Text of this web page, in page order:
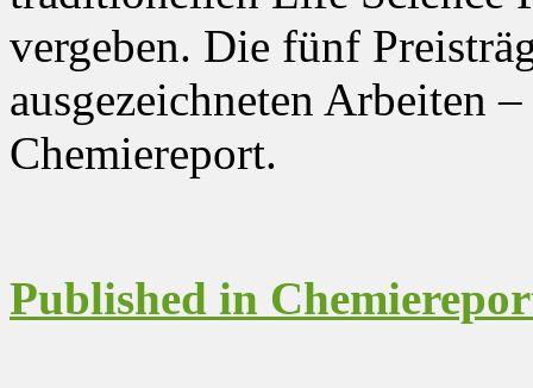
vergeben. Die fünf
ausgezeichneten Arbeiten
Chemiereport.
Published in